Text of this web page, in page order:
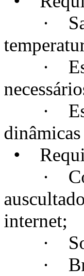
· Sala
·
·
•
·
internet;
·
·